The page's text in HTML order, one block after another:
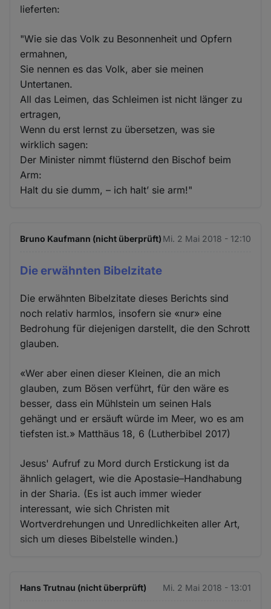
lieferten:
"Wie sie das Volk zu Besonnenheit und Opfern
ermahnen,
Sie nennen es das Volk, aber sie meinen
Untertanen.
All das Leimen, das Schleimen ist nicht länger zu
ertragen,
Wenn du erst lernst zu übersetzen, was sie
wirklich sagen:
Der Minister nimmt flüsternd den Bischof beim
Arm:
Halt du sie dumm, – ich halt’ sie arm!"
Bruno Kaufmann (nicht überprüft) Mi. 2 Mai 2018 - 12:10
Die erwähnten Bibelzitate
Die erwähnten Bibelzitate dieses Berichts sind
noch relativ harmlos, insofern sie «nur» eine
Bedrohung für diejenigen darstellt, die den Schrott
glauben.
«Wer aber einen dieser Kleinen, die an mich
glauben, zum Bösen verführt, für den wäre es
besser, dass ein Mühlstein um seinen Hals
gehängt und er ersäuft würde im Meer, wo es am
tiefsten ist.» Matthäus 18, 6 (Lutherbibel 2017)
Jesus' Aufruf zu Mord durch Erstickung ist da
ähnlich gelagert, wie die Apostasie–Handhabung
in der Sharia. (Es ist auch immer wieder
interessant, wie sich Christen mit
Wortverdrehungen und Unredlichkeiten aller Art,
sich um dieses Bibelstelle winden.)
Hans Trutnau (nicht überprüft) Mi. 2 Mai 2018 - 13:01